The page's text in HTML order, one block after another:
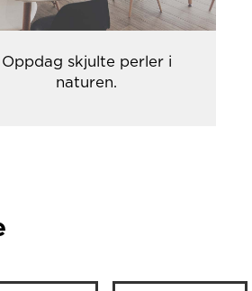
Oppdag skjulte perler i
naturen.